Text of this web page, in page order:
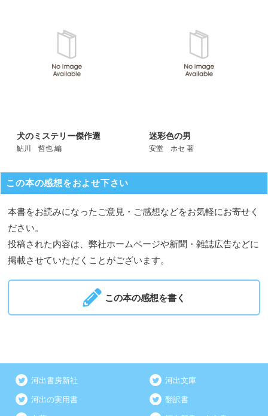
犬のミステリー傑作選
鮎川 哲也 編
迷彩色の男
安堂 ホセ 著
この本の感想をおよせ下さい
本書をお読みになったご意見・ご感想などをお気軽にお寄せく
ださい。
投稿された内容は、弊社ホームページや新聞・雑誌広告などに
掲載させていただくことがございます。
この本の感想を書く
河出書房新社 河出文庫
河出の実用書 翻訳書